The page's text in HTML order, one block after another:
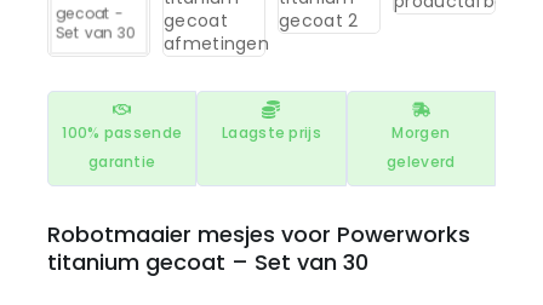
100% passende
garantie
Laagste prijs
Morgen
geleverd
Robotmaaier mesjes voor Powerworks
titanium gecoat – Set van 30